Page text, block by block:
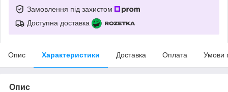
Замовлення під захистом
Доступна доставка
Опис Характеристики Доставка Оплата Умови
Опис